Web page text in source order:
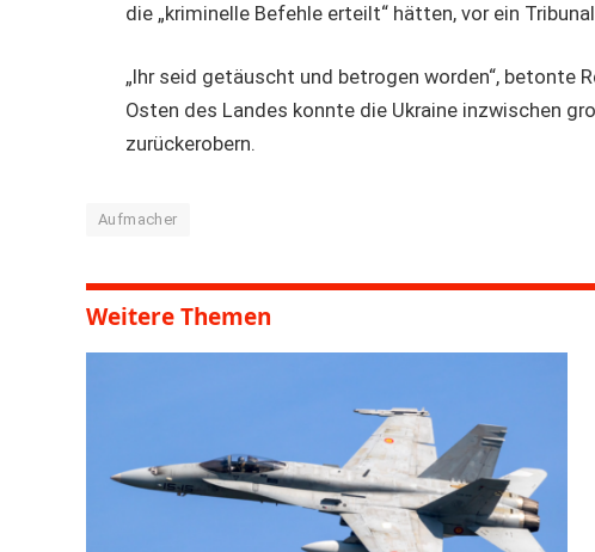
die „kriminelle Befehle erteilt“ hätten, vor ein
„Ihr seid getäuscht und betrogen worden“, betonte
Osten des Landes konnte die Ukraine inzwischen
zurückerobern.
Aufmacher
Weitere Themen